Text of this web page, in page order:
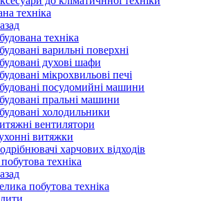
техніка
техніка
варильні поверхні
духові шафи
мікрохвильові печі
посудомийні машини
пральні машини
холодильники
вентилятори
витяжки
харчових відходів
техніка
побутова техніка